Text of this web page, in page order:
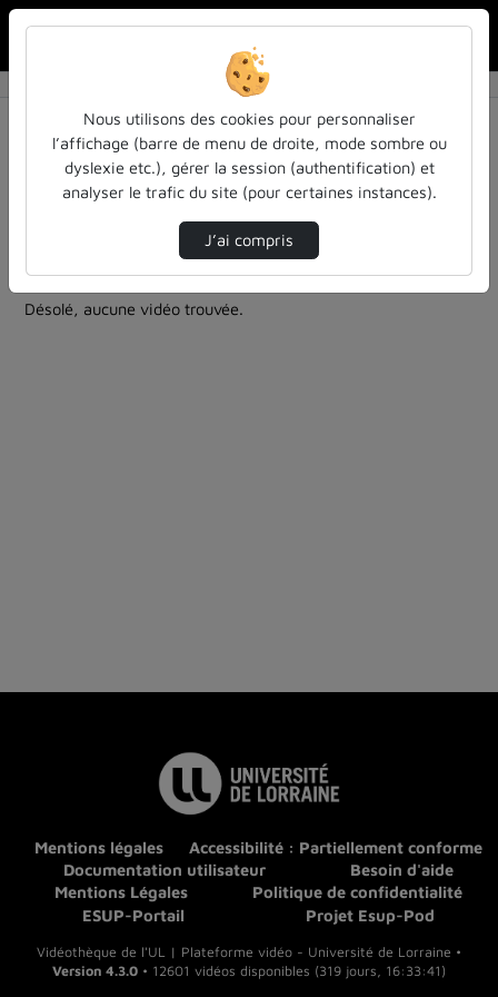
Résultats de la recherche
Filtres actifs (cliquer pour en retirer) :
culture-sciences-et-societe
arts
bibliotheques-universitaires
teasers
0 vidéo trouvée
Désolé, aucune vidéo trouvée.
Mentions légales
Accessibilité : Partiellement conforme
Documentation utilisateur
Besoin d'aide
Mentions Légales
Politique de confidentialité
ESUP-Portail
Projet Esup-Pod
Vidéothèque de l'UL | Plateforme vidéo - Université de Lorraine •
Version 4.3.0 • 12601 vidéos disponibles (319 jours, 16:33:41)
Nous utilisons des cookies pour personnaliser
l’affichage (barre de menu de droite, mode sombre ou
dyslexie etc.), gérer la session (authentification) et
analyser le trafic du site (pour certaines instances).
J’ai compris